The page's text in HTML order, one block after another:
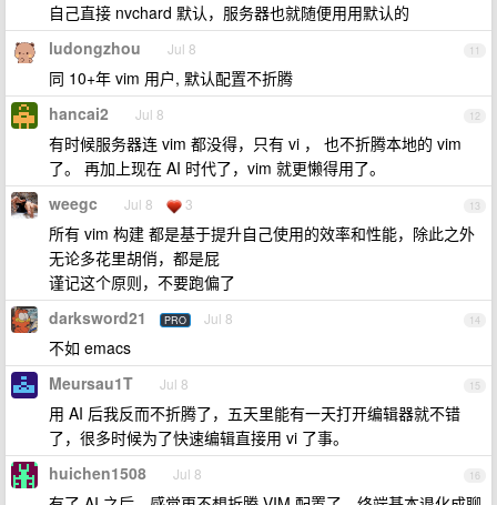
自己直接 nvchard 默认，服务器也就随便用用默认的
11
ludongzhou Jul 8
同 10+年 vim 用户, 默认配置不折腾
12
hancai2 Jul 8
有时候服务器连 vim 都没得，只有 vi ， 也不折腾本地的 vim
了。 再加上现在 AI 时代了，vim 就更懒得用了。
13
weegc Jul 8 3
所有 vim 构建 都是基于提升自己使用的效率和性能，除此之外
无论多花里胡俏，都是屁
谨记这个原则，不要跑偏了
14
darksword21 PRO Jul 8
不如 emacs
15
Meursau1T Jul 8
用 AI 后我反而不折腾了，五天里能有一天打开编辑器就不错
了，很多时候为了快速编辑直接用 vi 了事。
16
huichen1508 Jul 8